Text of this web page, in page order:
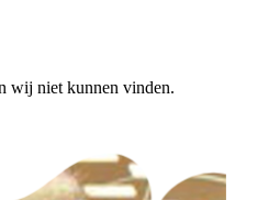
wij niet kunnen vinden.